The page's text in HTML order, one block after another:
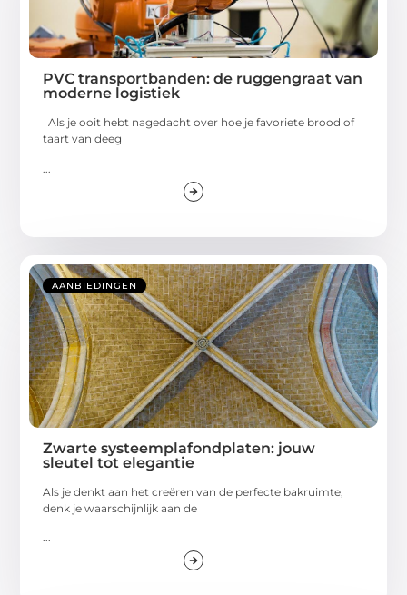
PVC transportbanden: de ruggengraat van
moderne logistiek
Als je ooit hebt nagedacht over hoe je favoriete brood of
taart van deeg
AANBIEDINGEN
Zwarte systeemplafondplaten: jouw
sleutel tot elegantie
Als je denkt aan het creëren van de perfecte bakruimte,
denk je waarschijnlijk aan de
...